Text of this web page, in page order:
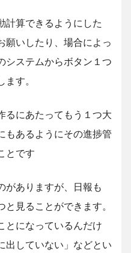
計算できるようにした
願いしたり、場合によっ
システムからボタン１つ
す。
るにあたってもう１つ大
もあるようにその進捗管
とです
がありますが、日報も
見ることができます。
とになっているんだけ
出していない」などとい